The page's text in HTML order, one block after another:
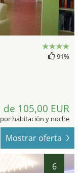
91%
de 105,00 EUR
por habitación y noche
Mostrar oferta
6